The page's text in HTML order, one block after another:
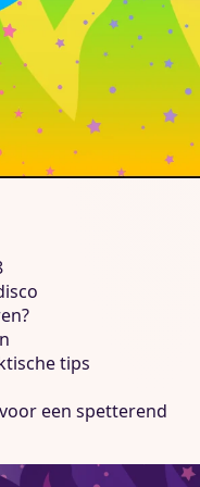
tips
een spetterend